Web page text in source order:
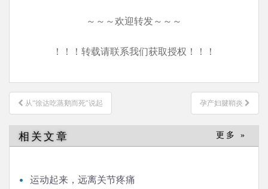
～～～欢迎转发～～～
！！！转载请联系我们获取授权！！！
文
章
导
航
从“徐达吃蒸鹅而死”说起 孕产妇腱鞘炎
相关文章 更多 »
运动起来，远离关节疼痛